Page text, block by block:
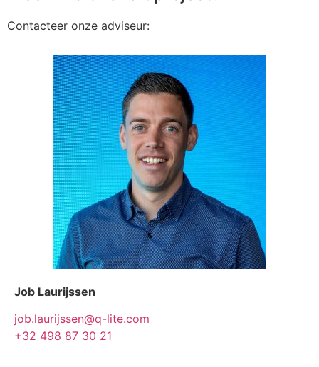
Contacteer onze adviseur:
Job Laurijssen
job.laurijssen@q-lite.com
+32 498 87 30 21